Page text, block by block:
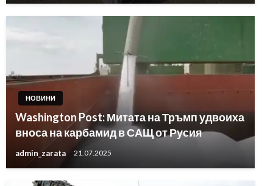
НОВИНИ
Washington Post: Митата на Тръмп удвоиха
вноса на карбамид в САЩ от Русия
admin_zarata 21.07.2025